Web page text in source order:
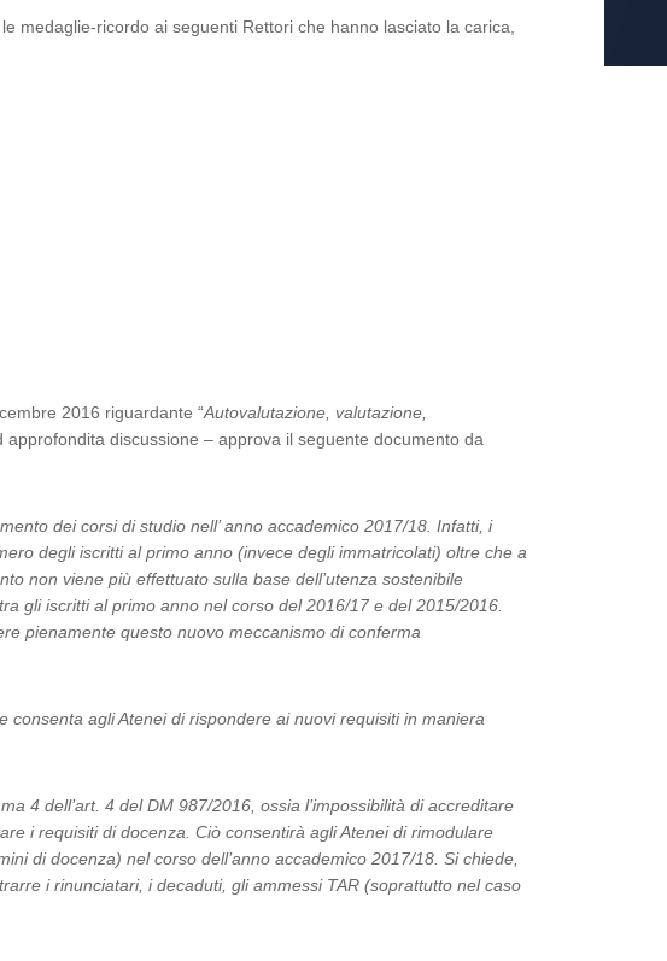
medaglie-ricordo ai seguenti Rettori che hanno lasciato la carica,
2016 riguardante “Autovalutazione, valutazione,
approfondita discussione – approva il seguente documento da
dei corsi di studio nell’ anno accademico 2017/18. Infatti, i
degli iscritti al primo anno (invece degli immatricolati) oltre che a
non viene più effettuato sulla base dell’utenza sostenibile
gli iscritti al primo anno nel corso del 2016/17 e del 2015/2016.
pienamente questo nuovo meccanismo di conferma
agli Atenei di rispondere ai nuovi requisiti in maniera
4 dell’art. 4 del DM 987/2016, ossia l’impossibilità di accreditare
i requisiti di docenza. Ciò consentirà agli Atenei di rimodulare
di docenza) nel corso dell’anno accademico 2017/18. Si chiede,
i rinunciatari, i decaduti, gli ammessi TAR (soprattutto nel caso